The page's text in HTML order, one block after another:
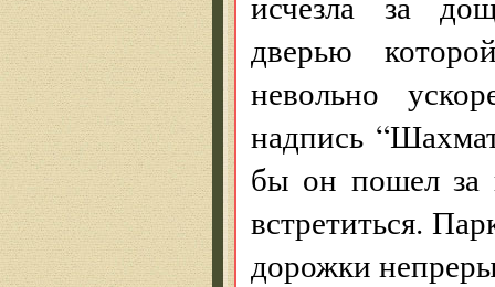
дверью
невольно
надпись
бы он пошел за
встретиться.
дорожки